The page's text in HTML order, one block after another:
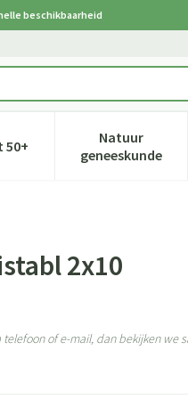
beschikbaarheid
categorieen kinderen
submenu voor Vitaliteit
Natuur
geneeskunde
Toon
2x10
of e-mail, dan bekijken we